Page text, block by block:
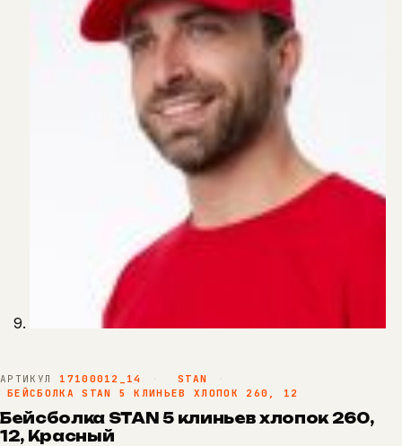
АРТИКУЛ 17100012_14 · STAN
·
БЕЙСБОЛКА STAN 5 КЛИНЬЕВ ХЛОПОК 260, 12
Бейсболка STAN 5 клиньев хлопок 260,
12, Красный